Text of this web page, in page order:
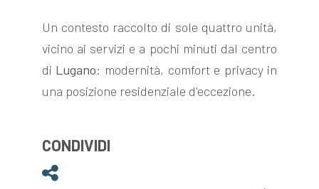
Un contesto raccolto di sole quattro unità,
vicino ai servizi e a pochi minuti dal centro
di Lugano: modernità, comfort e privacy in
una posizione residenziale d'eccezione.
CONDIVIDI
Condividi